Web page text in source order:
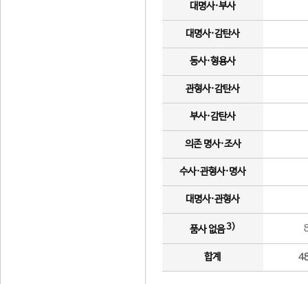
대명사·부사
대명사·감탄사
동사·형용사
관형사·감탄사
부사·감탄사
의존 명사·조사
수사·관형사·명사
대명사·관형사
품사 없음3)
합계